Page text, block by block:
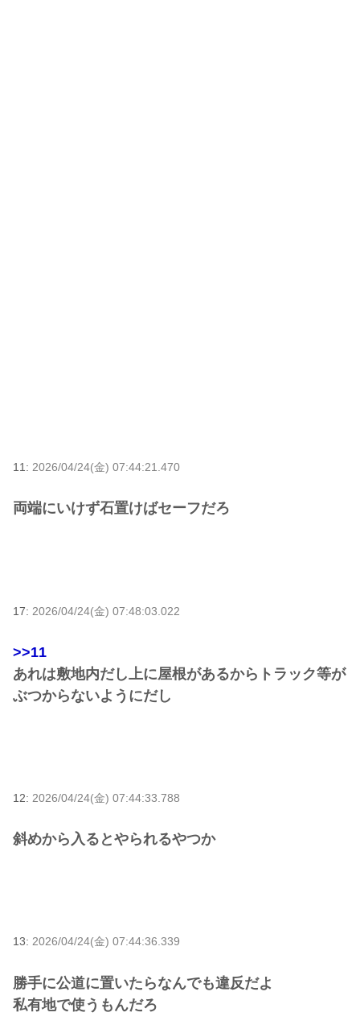
11: 2026/04/24(金) 07:44:21.470
両端にいけず石置けばセーフだろ
17: 2026/04/24(金) 07:48:03.022
>>11
あれは敷地内だし上に屋根があるからトラック等が
ぶつからないようにだし
12: 2026/04/24(金) 07:44:33.788
斜めから入るとやられるやつか
13: 2026/04/24(金) 07:44:36.339
勝手に公道に置いたらなんでも違反だよ
私有地で使うもんだろ